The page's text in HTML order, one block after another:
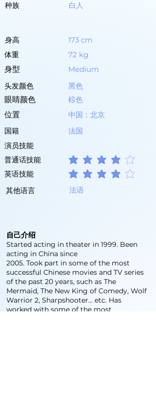
种族
白人
身高
173 cm
体重
72 kg
身型
Medium
头发颜色
黑色
眼睛颜色
棕色
位置
中国：北京
国籍
法国
演员技能
普通话技能
平均評等為 4 ，滿分 5 分
英语技能 平均評等為 4 ，滿分 5 分
其他语言 法语
自己介绍
Started acting in theater in 1999. Been
acting in China since
2005. Took part in some of the most
successful Chinese movies and TV series
of the past 20 years, such as The
Mermaid, The New King of Comedy, Wolf
Warrior 2, Sharpshooter… etc. Has
worked with some of the most